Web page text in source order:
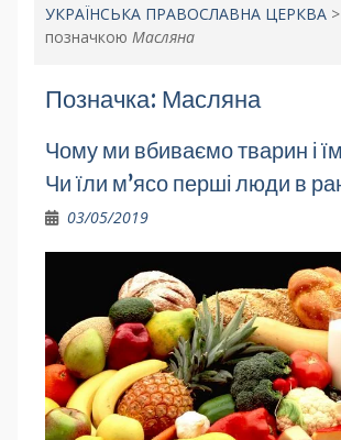
УКРАЇНСЬКА ПРАВОСЛАВНА ЦЕРКВА>
позначкою Масляна
Позначка: Масляна
Чому ми вбиваємо тварин і
Чи їли м’ясо перші люди в
03/05/2019